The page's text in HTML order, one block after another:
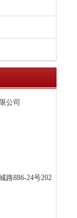
公司
路886-24号202